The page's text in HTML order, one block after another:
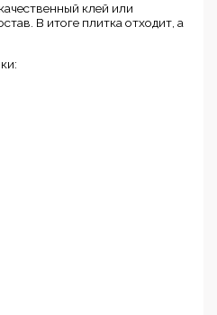
клей или
В итоге плитка отходит, а